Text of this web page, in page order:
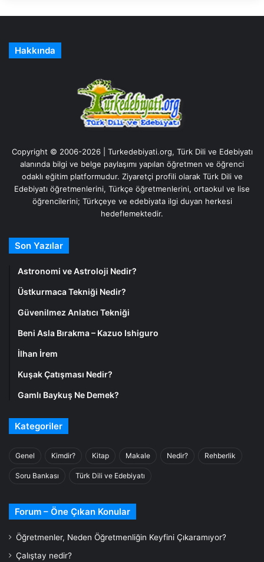
Hakkında
Copyright © 2006-2026 | Turkedebiyati.org, Türk Dili ve Edebiyatı
alanında bilgi ve belge paylaşımı yapılan öğretmen ve öğrenci
odaklı eğitim platformudur. Ziyaretçi profili olarak Türk Dili ve
Edebiyatı öğretmenlerini, Türkçe öğretmenlerini, ortaokul ve lise
öğrencilerini; Türkçeye ve edebiyata ilgi duyan herkesi
hedeflemektedir.
Son Yazılar
Astronomi ve Astroloji Nedir?
Üstkurmaca Tekniği Nedir?
Güvenilmez Anlatıcı Tekniği
Beni Asla Bırakma – Kazuo Ishiguro
İlhan İrem
Kuşak Çatışması Nedir?
Gamlı Baykuş Ne Demek?
Kategoriler
Genel Kimdir? Kitap Makale Nedir? Rehberlik
Soru Bankası Türk Dili ve Edebiyatı
Forum – Öne Çıkan Konular
Öğretmenler, Neden Öğretmenliğin Keyfini Çıkaramıyor?
Çalıştay nedir?